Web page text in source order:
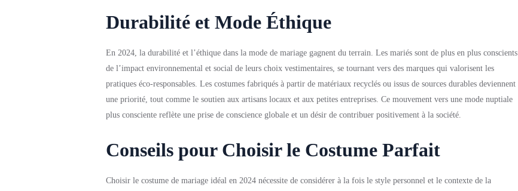
Durabilité et Mode Éthique
En 2024, la durabilité et l’éthique dans la mode de mariage gagnent du terrain. Les mariés sont de plus en plus conscients
de l’impact environnemental et social de leurs choix vestimentaires, se tournant vers des marques qui valorisent les
pratiques éco-responsables. Les costumes fabriqués à partir de matériaux recyclés ou issus de sources durables deviennent
une priorité, tout comme le soutien aux artisans locaux et aux petites entreprises. Ce mouvement vers une mode nuptiale
plus consciente reflète une prise de conscience globale et un désir de contribuer positivement à la société.
Conseils pour Choisir le Costume Parfait
Choisir le costume de mariage idéal en 2024 nécessite de considérer à la fois le style personnel et le contexte de la